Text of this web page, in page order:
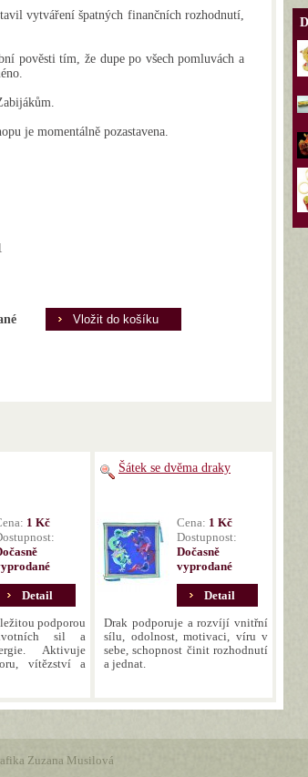
vytváření špatných finančních rozhodnutí,
pověsti tím, že dupe po všech pomluvách a
je momentálně pozastavena.
1 Kč
Detail
podporou
sil a
Aktivuje
vítězství a
Šátek se dvěma draky
Cena: 1 Kč
Dostupnost:
Dočasně
vyprodané
Detail
Drak podporuje a rozvíjí vnitřní
sílu, odolnost, motivaci, víru v
sebe, schopnost činit rozhodnutí
a jednat.
Zuzana Musilová